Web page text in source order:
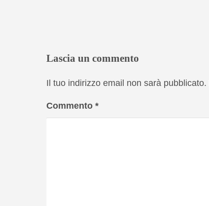
Lascia un commento
Il tuo indirizzo email non sarà pubblicato.
Commento *